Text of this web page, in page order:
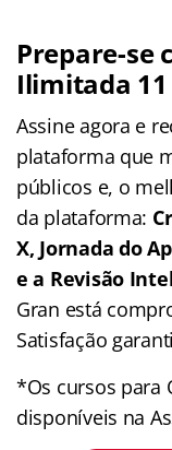
Prepare-se
Ilimitada 11
Assine agora e
plataforma que
públicos e, o
da plataforma:
X, Jornada do
e a Revisão
Gran está
Satisfação
*Os cursos para
disponíveis na